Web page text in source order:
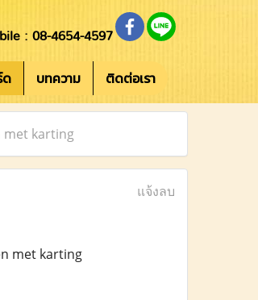
: 08-4654-4597
ด บทความ ติดต่อเรา
met karting
แจ้งลบ
met karting